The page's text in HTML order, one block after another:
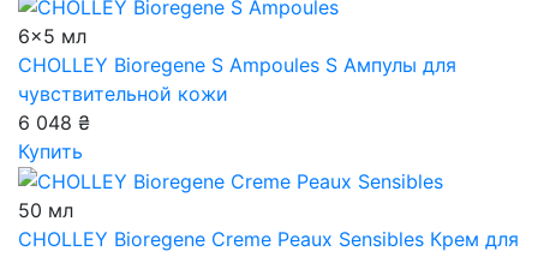
6x5 мл
CHOLLEY Bioregene S Ampoules S Ампулы для
чувствительной кожи
6 048 ₴
Купить
50 мл
CHOLLEY Bioregene Creme Peaux Sensibles Крем для